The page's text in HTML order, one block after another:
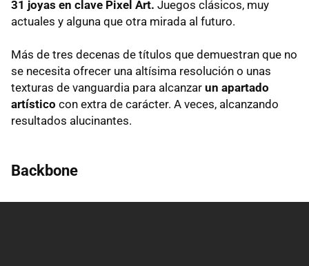
31 joyas en clave Pixel Art. Juegos clásicos, muy
actuales y alguna que otra mirada al futuro.
Más de tres decenas de títulos que demuestran que no
se necesita ofrecer una altísima resolución o unas
texturas de vanguardia para alcanzar un apartado
artístico con extra de carácter. A veces, alcanzando
resultados alucinantes.
Backbone